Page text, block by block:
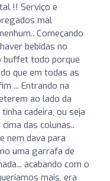
!! Serviço e
mal
Começando
bebidas no
buffet todo porque
que em todas as
... Entrando na
ao lado da
cadeira, ou seja
das colunas..
nem dava para
uma garrafa de
acabando com o
mais, era